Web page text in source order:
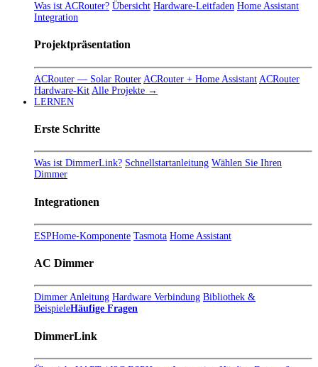
Was ist ACRouter? Übersicht Hardware-Leitfaden Home Assistant
Integration
Projektpräsentation
ACRouter — Solar Router ACRouter + Home Assistant ACRouter
Hardware-Kit Alle Projekte →
LERNEN
Erste Schritte
Was ist DimmerLink? Schnellstartanleitung Wählen Sie Ihren
Dimmer
Integrationen
ESPHome-Komponente Tasmota Home Assistant
AC Dimmer
Dimmer Anleitung Hardware Verbindung Bibliothek &
BeispieleHäufige Fragen
DimmerLink